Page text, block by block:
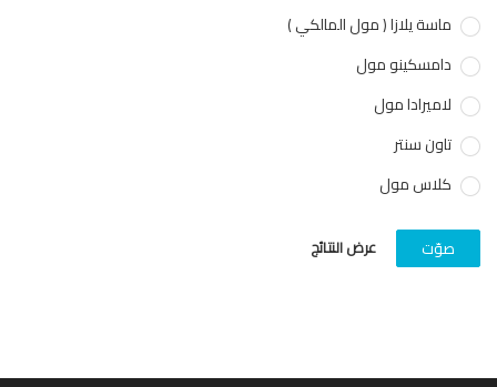
ماسة يلازا ( مول المالكي )
دامسكينو مول
لاميرادا مول
تاون سنتر
كلاس مول
عرض النتائج